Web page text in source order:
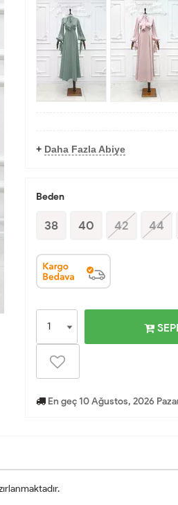
+ Daha Fazla Abiye
Beden
38 40 42 44
En geç 10 Ağustos, 2026